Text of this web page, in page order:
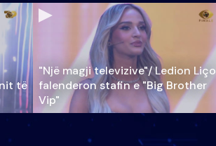
të
"Një magji televizive"/ Ledion Liço
falenderon stafin e "Big Brother
Vip"